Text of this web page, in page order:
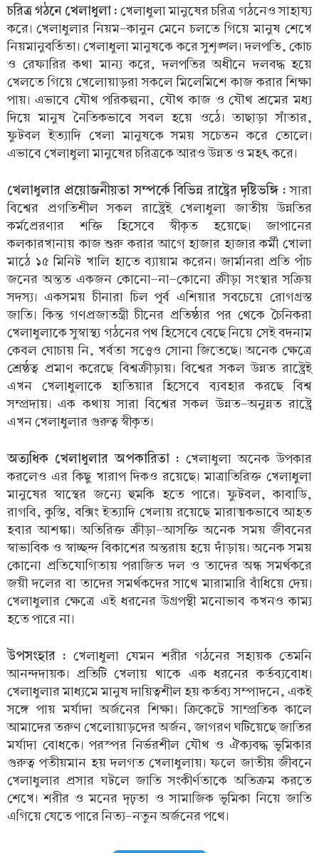
চরিত্র গঠনে খেলাধুলা : খেলাধুলা মানুষের চরিত্র গঠনেও সাহায্য
করে। খেলাধুলার নিয়ম-কানুন মেনে চলতে গিয়ে মানুষ শেখে
নিয়মানুবর্তিতা। খেলাধুলা মানুষকে করে সুশৃঙ্খল। দলপতি, কোচ
ও রেফারির কথা মান্য করে, দলপতির অধীনে দলবদ্ধ হয়ে
খেলতে গিয়ে খেলোয়াড়রা সকলে মিলেমিশে কাজ করার শিক্ষা
পায়। এভাবে যৌথ পরিকল্পনা, যৌথ কাজ ও যৌথ শ্রমের মধ্য
দিয়ে মানুষ নৈতিকভাবে সবল হয়ে ওঠে। তাছাড়া সাঁতার,
ফুটবল ইত্যাদি খেলা মানুষকে সময় সচেতন করে তোলে।
এভাবে খেলাধুলা মানুষের চরিত্রকে আরও উন্নত ও মহৎ করে।
খেলাধুলার প্রয়োজনীয়তা সম্পর্কে বিভিন্ন রাষ্ট্রের দৃষ্টিভঙ্গি : সারা
বিশ্বের প্রগতিশীল সকল রাষ্ট্রেই খেলাধুলা জাতীয় উন্নতির
কর্মপ্রেরণার শক্তি হিসেবে স্বীকৃত হয়েছে। জাপানের
কলকারখানায় কাজ শুরু করার আগে হাজার হাজার কর্মী খোলা
মাঠে ১৫ মিনিট খালি হাতে ব্যায়াম করেন। জার্মানরা প্রতি পাঁচ
জনের অন্তত একজন কোনো-না-কোনো ক্রীড়া সংস্থার সক্রিয়
সদস্য। একসময় চীনারা চিল পূর্ব এশিয়ার সবচেয়ে রোগগ্রস্ত
জাতি। কিন্ত গণপ্রজাতন্ত্রী চীনের প্রতিষ্ঠার পর থেকে চৈনিকরা
খেলাধুলাকে সুস্বাস্থ্য গঠনের পথ হিসেবে বেছে নিয়ে সেই বদনাম
কেবল ঘোচায় নি, খর্বতা সত্ত্বেও সোনা জিতেছে। অনেক ক্ষেত্রে
শ্রেষ্ঠত্ব প্রমাণ করেছে বিশ্বক্রীড়ায়। বিশ্বের সকল উন্নত রাষ্ট্রেই
এখন খেলাধুলাকে হাতিয়ার হিসেবে ব্যবহার করছে বিশ্ব
সম্প্রদায়। এক কথায় সারা বিশ্বের সকল উন্নত-অনুন্নত রাষ্ট্রে
এখন খেলাধুলার গুরুত্ব স্বীকৃত।
অত্যধিক খেলাধুলার অপকারিতা : খেলাধুলা অনেক উপকার
করলেও এর কিছু খারাপ দিকও রয়েছে। মাত্রাতিরিক্ত খেলাধুলা
মানুষের স্বাস্থের জন্যে হুমকি হতে পারে। ফুটবল, কাবাডি,
রাগবি, কুস্তি, বক্সিং ইত্যাদি খেলায় রয়েছে মারাত্মকভাবে আহত
হবার আশঙ্কা। অতিরিক্ত ক্রীড়া-আসক্তি অনেক সময় জীবনের
স্বাভাবিক ও স্বাচ্ছন্দ বিকাশের অন্তরায় হয়ে দাঁড়ায়। অনেক সময়
কোনো প্রতিযোগিতায় পরাজিত দল ও তাদের অন্ধ সমর্থকরে
জয়ী দলের বা তাদের সমর্থকদের সাথে মারামারি বাঁধিয়ে দেয়।
খেলাধুলার ক্ষেত্রে এই ধরনের উগ্রপন্থী মনোভাব কখনও কাম্য
হতে পারে না।
উপসংহার : খেলাধুলা যেমন শরীর গঠনের সহায়ক তেমনি
আনন্দদায়ক। প্রতিটি খেলায় থাকে এক ধরনের কর্তব্যবোধ।
খেলাধুলার মাধ্যমে মানুষ দায়িত্বশীল হয় কর্তব্য সম্পাদনে, একই
সঙ্গে পায় মর্যাদা অর্জনের শিক্ষা। ক্রিকেটে সাম্প্রতিক কালে
আমাদের তরুণ খেলোয়াড়দের অর্জন, জাগরণ ঘটিয়েছে জাতির
মর্যাদা বোধকে। পরস্পর নির্ভরশীল যৌথ ও ঐক্যবদ্ধ ভূমিকার
গুরুত্ব পতীয়মান হয় দলগত খেলাধুলায়। ফলে জাতীয় জীবনে
খেলাধুলার প্রসার ঘটলে জাতি সংকীর্ণতাকে অতিক্রম করতে
শেখে। শরীর ও মনের দৃঢ়তা ও সামাজিক ভূমিকা নিয়ে জাতি
এগিয়ে যেতে পারে নিত্য-নতুন অর্জনের পথে।